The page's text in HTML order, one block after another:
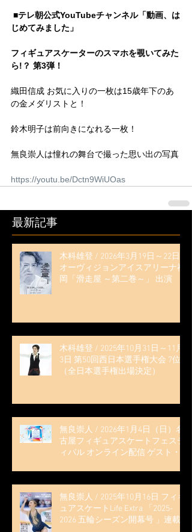
■テレ朝公式YouTubeチャンネル「動画、は
じめてみました」
フィギュアスケーターのスマホを覗いてみた
ら!？ 第3弾！
織田信成 お気に入りの一枚は15歳年下のあ
の金メダリストと！
鈴木明子は前向きになれる一枚！
無良崇人は憧れの舞台で撮った思い出の写真
https://youtu.be/Dctn9WiUOas
最新記事
木科雄登 / 2026年3月19日～22日
オーヴィジョンアイスアリーナ福
岡「滑走屋 ～第二巻～」 出演
木科雄登 / 2025年10月31日～11月
3日 第50回西日本選手権大会 7位
（全日本選手権出場決定）
無良崇人 / 2026年1月4日（日）名
古屋フィギュアスケートフェステ
ィバル オンライン配信 ゲスト・
無良崇人 / 2025年10月16日 フィギ
ュアスケートLife Extra 「2025-
2026 五輪シーズン開幕号 」連載